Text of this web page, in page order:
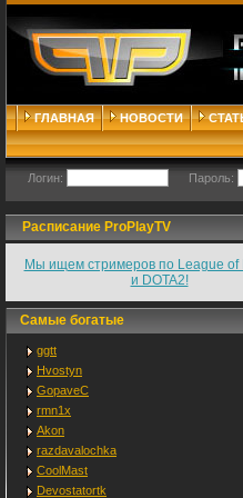
ГЛАВНАЯ НОВОСТИ
Логин: Пароль:
Расписание ProPlayTV
Мы ищем стримеров по League of
и DOTA2!
Самые богатые
ggtt
Hvostyn
GopaveC
rmn1x
Akon
razdavalochka
CoolMast
Devostatortk